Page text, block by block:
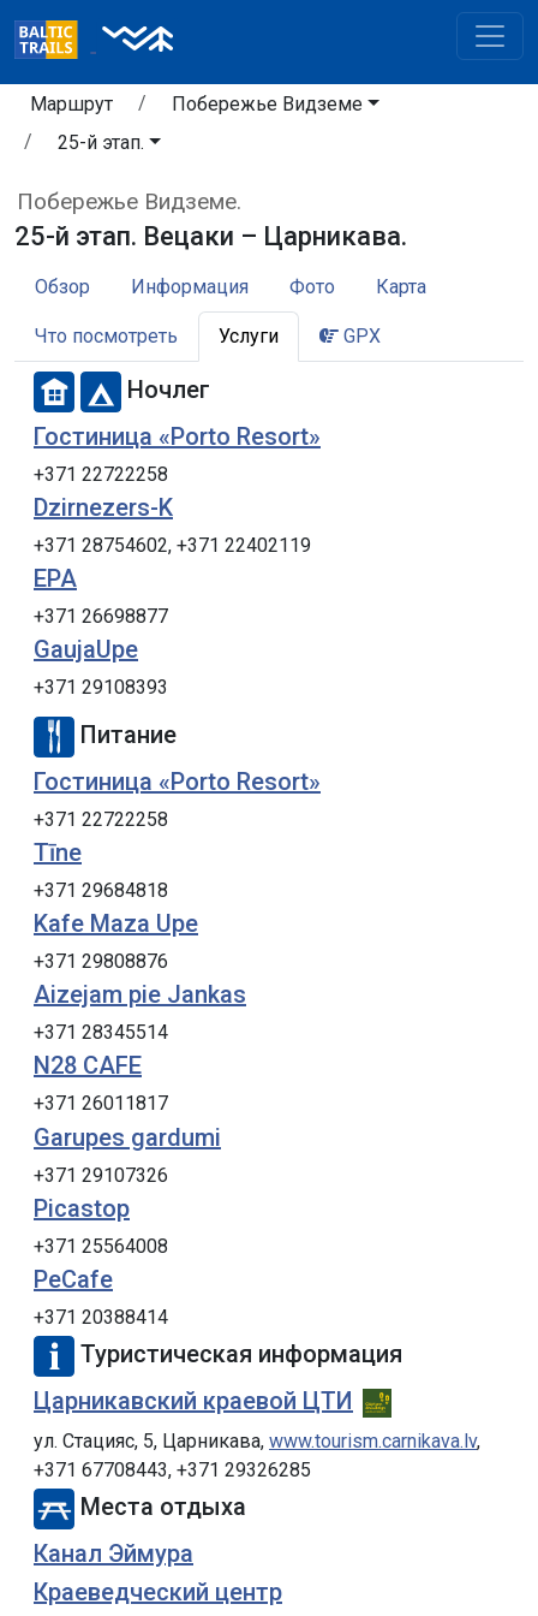
Маршрут
Побережье Видземе
25-й этап.
Побережье Видземе.
25-й этап. Вецаки – Царникава.
Обзор Информация Фото Карта
Что посмотреть Услуги GPX
Ночлег
Гостиница «Porto Resort»
+371 22722258
Dzirnezers-K
+371 28754602, +371 22402119
EPA
+371 26698877
GaujaUpe
+371 29108393
Питание
Гостиница «Porto Resort»
+371 22722258
Tīne
+371 29684818
Kafe Maza Upe
+371 29808876
Aizejam pie Jankas
+371 28345514
N28 CAFE
+371 26011817
Garupes gardumi
+371 29107326
Picastop
+371 25564008
PeCafe
+371 20388414
Туристическая информация
Царникавский краевой ЦТИ
ул. Стацияс, 5, Царникава, www.tourism.carnikava.lv,
+371 67708443, +371 29326285
Места отдыха
Канал Эймура
Краеведческий центр